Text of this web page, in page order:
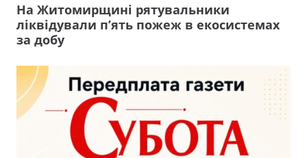
На Житомирщині рятувальники
ліквідували п’ять пожеж в екосистемах
за добу